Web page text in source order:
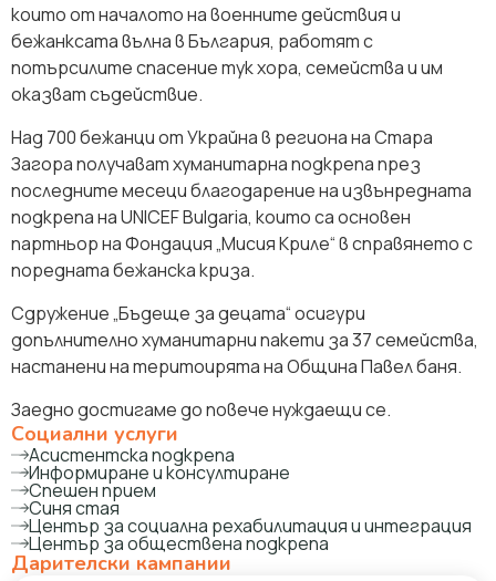
които от началото на военните действия и
бежанксата вълна в България, работят с
потърсилите спасение тук хора, семейства и им
оказват съдействие.
Над 700 бежанци от Украйна в региона на Стара
Загора получават хуманитарна подкрепа през
последните месеци благодарение на извънредната
подкрепа на UNICEF Bulgaria, които са основен
партньор на Фондация „Мисия Криле“ в справянето с
поредната бежанска криза.
Сдружение „Бъдеще за децата“ осигури
допълнително хуманитарни пакети за 37 семейства,
настанени на теритоирята на Община Павел баня.
Заедно достигаме до повече нуждаещи се.
Социални услуги
Асистентска подкрепа
Информиране и консултиране
Спешен прием
Синя стая
Център за социална рехабилитация и интеграция
Център за обществена подкрепа
Дарителски кампании